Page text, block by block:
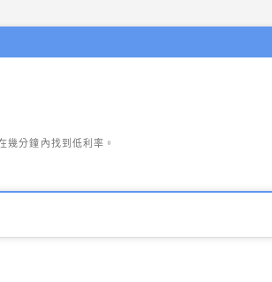
分鐘內找到低利率。